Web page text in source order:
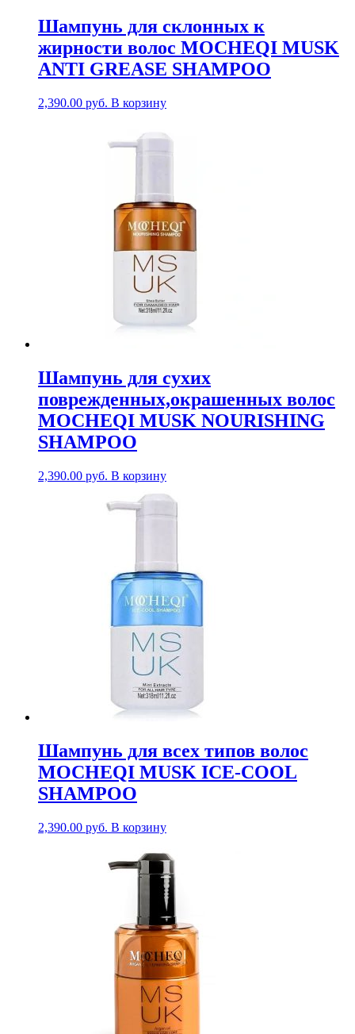
Шампунь для склонных к
жирности волос MOCHEQI MUSK
ANTI GREASE SHAMPOO
2,390.00 руб. В корзину
Шампунь для сухих
поврежденных,окрашенных волос
MOCHEQI MUSK NOURISHING
SHAMPOO
2,390.00 руб. В корзину
Шампунь для всех типов волос
MOCHEQI MUSK ICE-COOL
SHAMPOO
2,390.00 руб. В корзину